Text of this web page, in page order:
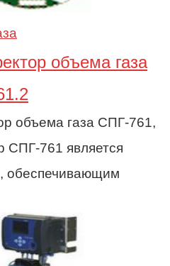
объема газа
объема газа СПГ-761,
СПГ-761 является
обеспечивающим